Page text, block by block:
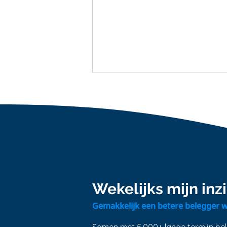
ons rijker maakt...
Wekelijks mijn
Gemakkelijk een betere belegger